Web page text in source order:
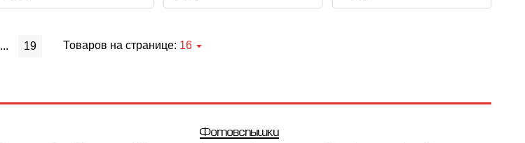
... 19 Товаров на странице: 16
Фотовспышки